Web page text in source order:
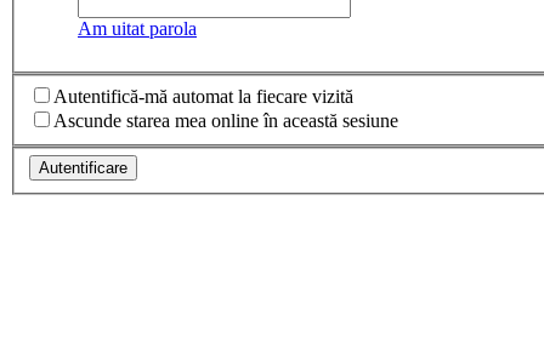
Am uitat parola
Autentifică-mă automat la fiecare vizită
Ascunde starea mea online în această sesiune